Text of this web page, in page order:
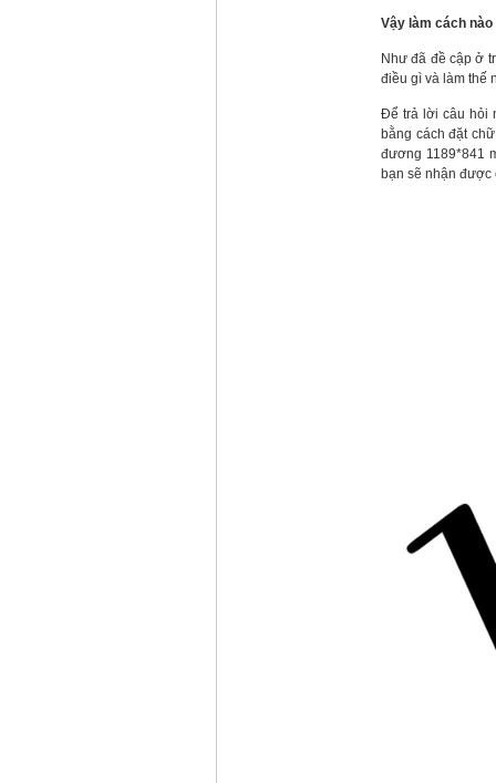
Vậy làm cách
Như đã đề cập ở
điều gì và làm thế
Để trả lời câu hỏi
bằng cách đặt
đương 1189*841
bạn sẽ nhận được